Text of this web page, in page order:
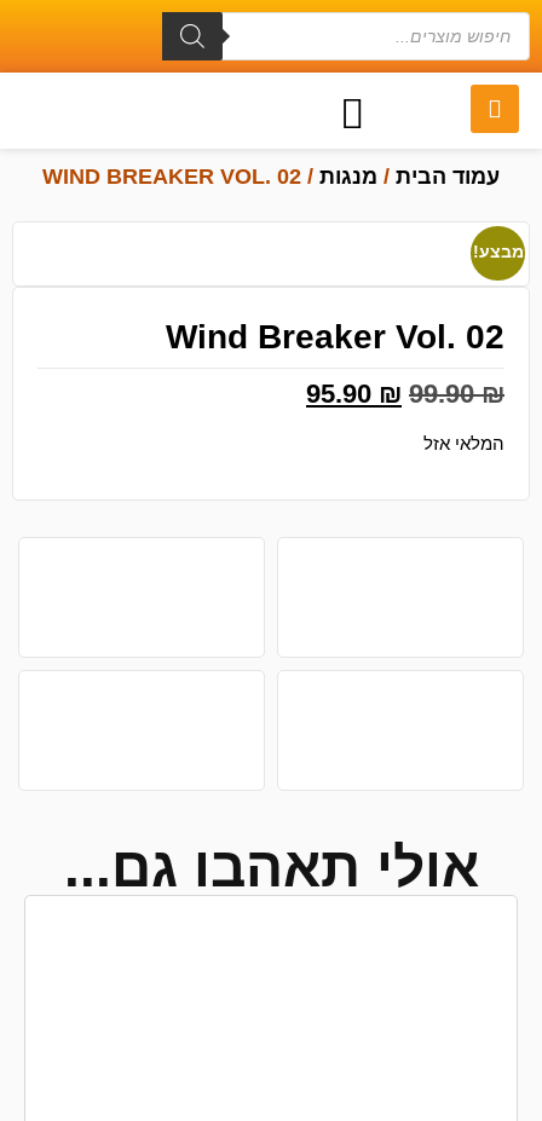
עמוד הבית / מנגות / WIND BREAKER VOL. 02
מבצע!
Wind Breaker Vol. 02
99.90₪
95.90 ₪
המלאי אזל
אולי תאהבו גם...